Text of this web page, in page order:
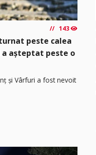
143
peste calea
așteptat peste o
și Vârfuri a fost nevoit